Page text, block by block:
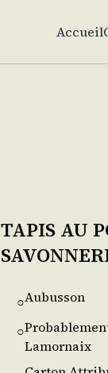
Accueil
TAPIS AU
○Aubusson
○
Lamornaix